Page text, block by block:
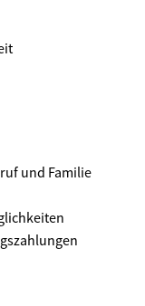
und Familie